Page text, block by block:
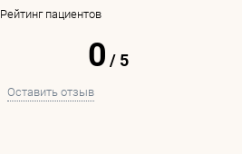
Рейтинг пациентов
0 /5
Оставить отзыв